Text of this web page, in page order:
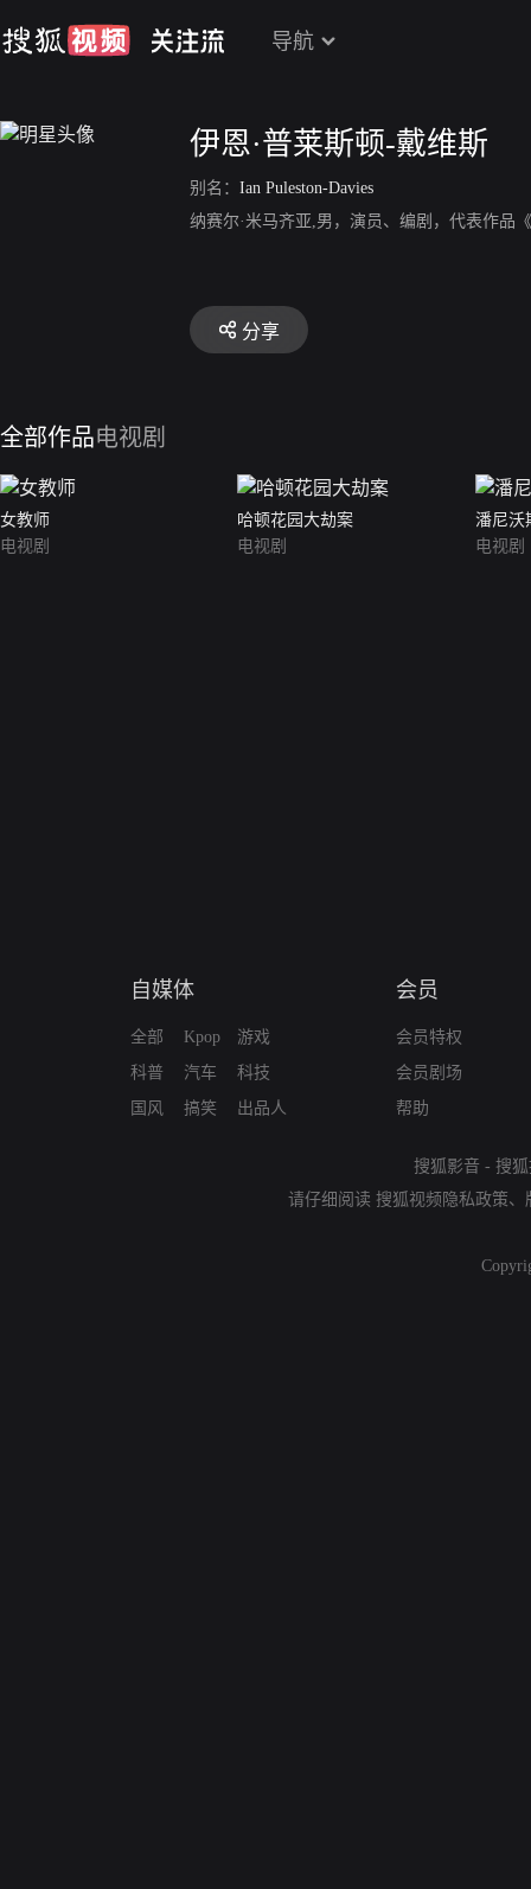
导航
伊恩·普莱斯顿-戴维斯
别名： Ian Puleston-Davies
纳赛尔·米马齐亚,男，演员、编剧，代表作品
分享
全部作品电视剧
女教师
电视剧
哈顿花园大劫案
电视剧
潘尼沃
电视剧
自媒体
全部
科普
国风
Kpop
汽车
搞笑
游戏
科技
出品人
会员
会员特权
会员剧场
帮助
搜狐影音 - 搜
请仔细阅读 搜狐视频隐私政策、